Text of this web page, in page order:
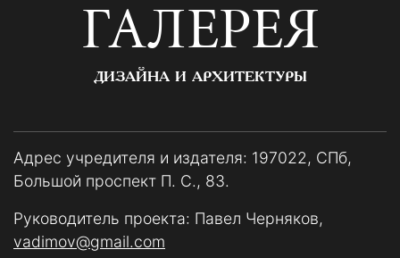
ГАЛЕРЕЯ
ДИЗАЙНА И АРХИТЕКТУРЫ
Адрес учредителя и издателя: 197022, СПб,
Большой проспект П. С., 83.
Руководитель проекта: Павел Черняков,
vadimov@gmail.com